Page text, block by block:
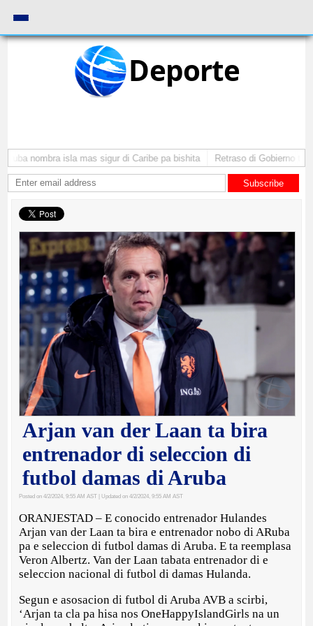
Deporte
nombra isla mas sigur di Caribe pa bishita Retraso di Gobierno ta
Subscribe
Arjan van der Laan ta bira
entrenador di seleccion di
futbol damas di Aruba
Posted on 4/2/2024, 9:55 AM AST | Updated on 4/2/2024, 9:55 AM AST
ORANJESTAD – E conocido entrenador Hulandes
Arjan van der Laan ta bira e entrenador nobo di ARuba
pa e seleccion di futbol damas di Aruba. E ta reemplasa
Veron Albertz. Van der Laan tabata entrenador di e
seleccion nacional di futbol di damas Hulanda.
Segun e asosacion di futbol di Aruba AVB a scirbi,
‘Arjan ta cla pa hisa nos OneHappyIslandGirls na un